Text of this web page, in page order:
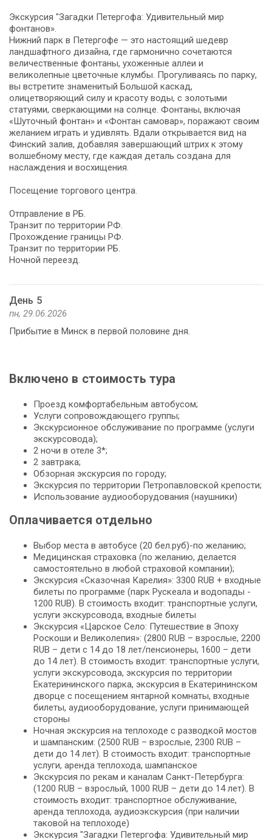
Экскурсия "Загадки Петергофа: Удивительный мир
фонтанов».
Нижний парк в Петергофе — это настоящий шедевр
ландшафтного дизайна, где гармонично сочетаются
величественные фонтаны, ухоженные аллеи и
великолепные цветочные клумбы. Прогуливаясь по парку,
вы встретите знаменитый Большой каскад,
олицетворяющий силу и красоту воды, с золотыми
статуями, сверкающими на солнце. Фонтаны, включая
«Шуточный фонтан» и «Фонтан самовар», поражают своим
желанием играть и удивлять. Вдали открывается вид на
Финский залив, добавляя завершающий штрих к этому
волшебному месту, где каждая деталь создана для
наслаждения и восхищения.
Посещение торгового центра.
Отправление в РБ.
Транзит по территории РФ.
Прохождение границы РФ.
Транзит по территории РБ.
Ночной переезд.
День 5
пн, 29.06.2026
Прибытие в Минск в первой половине дня.
Включено в стоимость тура
Проезд комфортабельным автобусом;
Услуги сопровождающего группы;
Экскурсионное обслуживание по программе (услуги
экскурсовода);
2 ночи в отеле 3*;
2 завтрака;
Обзорная экскурсия по городу;
Экскурсия по территории Петропавловской крепости;
Использование аудиооборудования (наушники)
Оплачивается отдельно
Выбор места в автобусе (20 бел.руб)-по желанию;
Медицинская страховка (по желанию, делается
самостоятельно в любой страховой компании);
Экскурсия «Сказочная Карелия»: 3300 RUB + входные
билеты по программе (парк Рускеала и водопады -
1200 RUB). В стоимость входит: транспортные услуги,
услуги экскурсовода, входные билеты
Экскурсия «Царское Село: Путешествие в Эпоху
Роскоши и Великолепия»: (2800 RUB – взрослые, 2200
RUB – дети с 14 до 18 лет/пенсионеры, 1600 – дети
до 14 лет). В стоимость входит: транспортные услуги,
услуги экскурсовода, экскурсия по территории
Екатерининского парка, экскурсия в Екатерининском
дворце с посещением янтарной комнаты, входные
билеты, аудиооборудование, услуги принимающей
стороны
Ночная экскурсия на теплоходе с разводкой мостов
и шампанским: (2500 RUB – взрослые, 2300 RUB –
дети до 14 лет). В стоимость входит: транспортные
услуги, аренда теплохода, шампанское
Экскурсия по рекам и каналам Санкт-Петербурга:
(1200 RUB – взрослый, 1000 RUB – дети до 14 лет). В
стоимость входит: транспортное обслуживание,
аренда теплохода, аудиоэкскурсия (при наличии
таковой на теплоходе)
Экскурсия "Загадки Петергофа: Удивительный мир